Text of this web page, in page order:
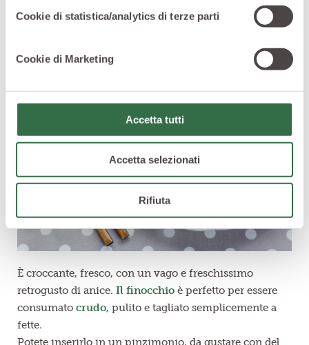
Cookie di statistica/analytics di terze parti
Cookie di Marketing
Accetta tutti
Accetta selezionati
Rifiuta
Uno sguardo fresco: insalate con
È croccante, fresco, con un vago e freschissimo
retrogusto di anice. Il finocchio è perfetto per essere
consumato crudo, pulito e tagliato semplicemente a
fette.
Potete inserirlo in un pinzimonio, da gustare con del